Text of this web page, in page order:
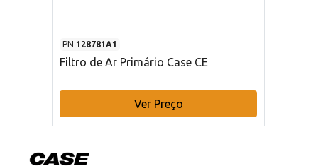
PN 128781A1
Filtro de Ar Primário Case CE
Ver Preço